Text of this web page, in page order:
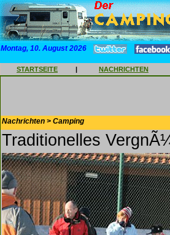
Montag, 10. August 2026
STARTSEITE | NACHRICHTEN
Nachrichten > Camping
Traditionelles